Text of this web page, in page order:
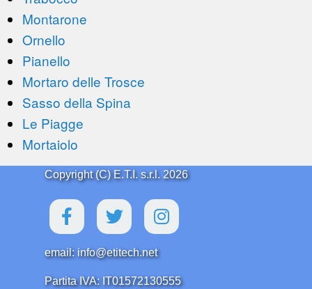
Montarone
Ornello
Pianello
Mortaro delle Trosce
Sasso della Spina
Le Piagge
Mortaiolo
Copyright (C) E.T.I. s.r.l. 2026
email: info@etitech.net
Partita IVA: IT01572130555